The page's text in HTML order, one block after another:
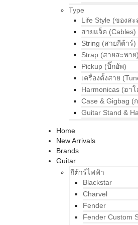
Type
Life Style (ของสะ
สายแจ็ค (Cables)
String (สายกีต้าร์)
Strap (สายสะพาย)
Pickup (ปิ๊กอัพ)
เครื่องตั้งสาย
Harmonicas (ฮา
Case & Gigbag (
Guitar Stand &
Home
New Arrivals
Brands
Guitar
กีต้าร์ไฟฟ้า
Blackstar
Charvel
Fender
Fender Custom